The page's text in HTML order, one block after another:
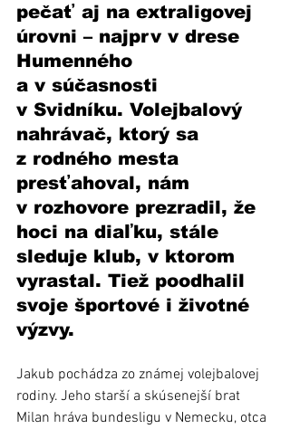
pečať aj na extraligovej
úrovni – najprv v drese
Humenného
a v súčasnosti
v Svidníku. Volejbalový
nahrávač, ktorý sa
z rodného mesta
presťahoval, nám
v rozhovore prezradil, že
hoci na diaľku, stále
sleduje klub, v ktorom
vyrastal. Tiež poodhalil
svoje športové i životné
výzvy.
Jakub pochádza zo známej volejbalovej
rodiny. Jeho starší a skúsenejší brat
Milan hráva bundesligu v Nemecku, otca